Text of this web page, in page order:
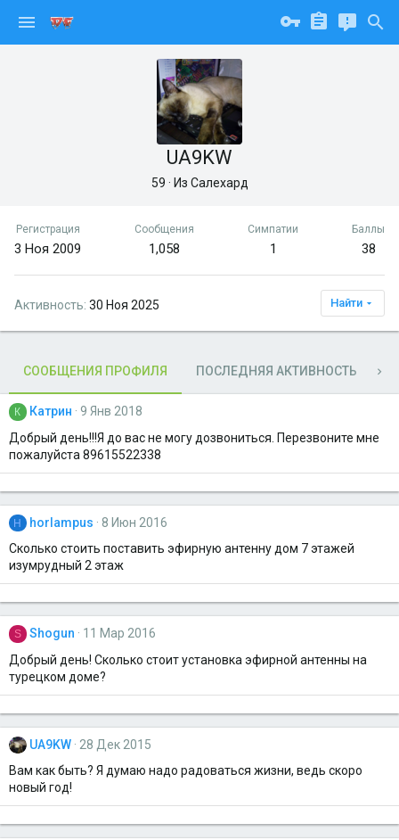
UA9KW
59 · Из Салехард
Регистрация
3 Ноя 2009
Сообщения
1,058
Симпатии
1
Баллы
38
Активность 30 Ноя 2025 Найти
СООБЩЕНИЯ ПРОФИЛЯ ПОСЛЕДНЯЯ АКТИВНОСТЬ
К Катрин
9 Янв 2018
Добрый день!!!Я до вас не могу дозвониться. Перезвоните мне
пожалуйста 89615522338
H horlampus
8 Июн 2016
Сколько стоить поставить эфирную антенну дом 7 этажей
изумрудный 2 этаж
S Shogun
11 Мар 2016
Добрый день! Сколько стоит установка эфирной антенны на
турецком доме?
UA9KW
28 Дек 2015
Вам как быть? Я думаю надо радоваться жизни, ведь скоро
новый год!